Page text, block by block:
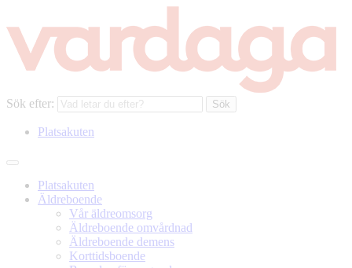
Sök efter:
Platsakuten
Platsakuten
Äldreboende
Vår äldreomsorg
Äldreboende omvårdnad
Äldreboende demens
Korttidsboende